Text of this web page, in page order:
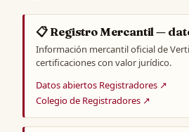
📋 Registro Mercantil —
Información mercantil oficial de
certificaciones con valor jurídico.
Datos abiertos Registradores ↗
Colegio de Registradores ↗